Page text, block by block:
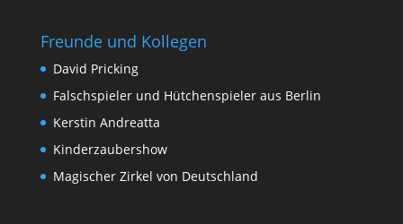
Freunde und Kollegen
David Pricking
Falschspieler und Hütchenspieler aus Berlin
Kerstin Andreatta
Kinderzaubershow
Magischer Zirkel von Deutschland